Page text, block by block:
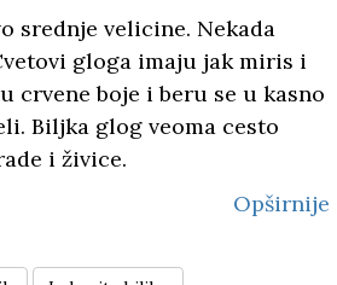
srednje velicine. Nekada
gloga imaju jak miris i
crvene boje i beru se u kasno
Biljka glog veoma cesto
i živice.
Opširnije